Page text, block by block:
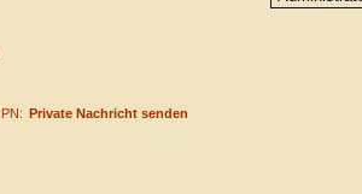
PN: Private Nachricht senden